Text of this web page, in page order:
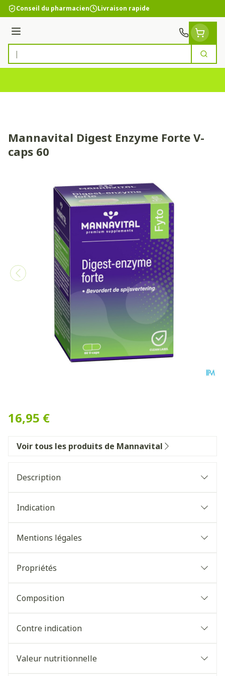
Aller au contenu
Conseil du pharmacien Livraison rapide
Menu
Rechercher
Mannavital Digest Enzyme Forte V-
caps 60
16,95 €
Voir tous les produits de Mannavital
Description
Indication
Mentions légales
Propriétés
Composition
Contre indication
Valeur nutritionnelle